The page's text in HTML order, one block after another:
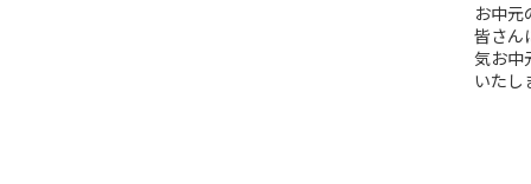
お中元
皆さん
気お中
いたし